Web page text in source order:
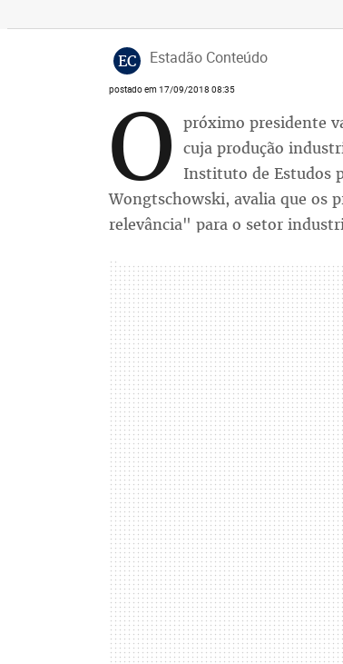
EC Estadão Conteúdo
postado em 17/09/2018 08:35
O próximo presidente
cuja produção
Instituto de Estudos
Wongtschowski, avalia que os
relevância" para o setor